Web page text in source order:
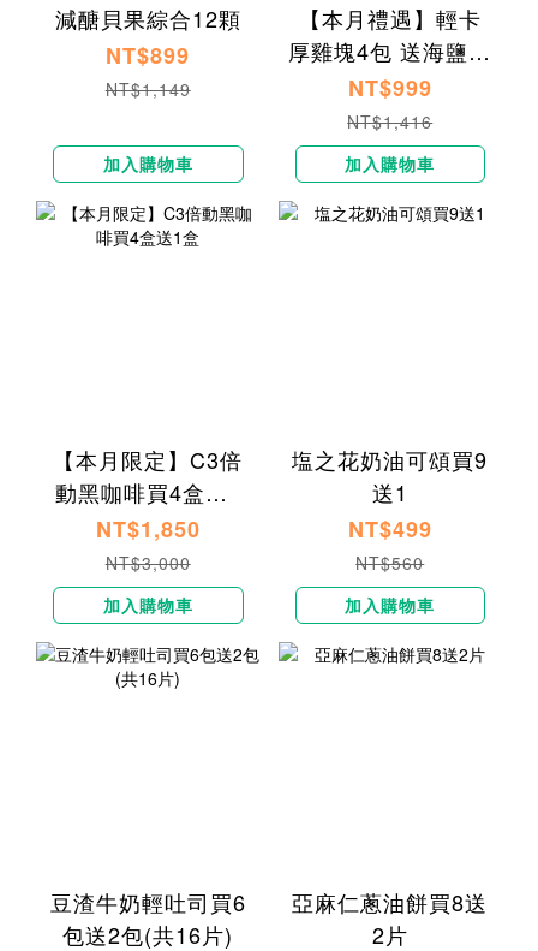
減醣貝果綜合12顆
NT$899
NT$1,149
加入購物車
【本月禮遇】輕卡
厚雞塊4包 送海鹽焦
糖貝果1入
NT$999
NT$1,416
加入購物車
【本月限定】C3倍
動黑咖啡買4盒送1
盒
NT$1,850
NT$3,000
加入購物車
塩之花奶油可頌買9
送1
NT$499
NT$560
加入購物車
豆渣牛奶輕吐司買6
包送2包(共16片)
亞麻仁蔥油餅買8送
2片